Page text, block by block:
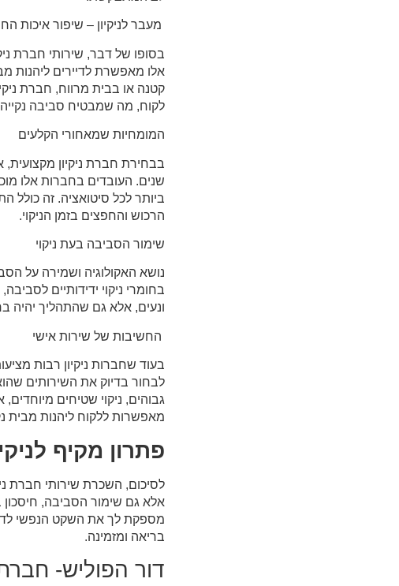
מעבר לניקיון – שיפור איכות
בסופו של דבר, שירותי חברת
אלו מאפשרת לדיירים ליהנות
קטנה או בבית מרווח, חברת
לקוח, מה שמבטיח סביבה נקייה
המומחיות שמאחורי הקלעים
בבחירת חברת ניקיון מקצועית,
שנים. העובדים בחברות אלו
ביותר לכל סיטואציה. זה כולל
הרכוש והחפצים בזמן הניקוי.
שימור הסביבה בעת ניקוי
נושא האקולוגיה ושמירה על
בחומרי ניקוי ידידותיים
ונעים, אלא גם שהתהליך יהיה
החשיבות של שירות אישי
בעוד שחברות ניקיון רבות
לבחור בדיוק את השירותים
גבוהים, ניקוי שטיחים
מאפשרות ללקוח ליהנות מבית
פתרון מקיף
לסיכום, השכרת שירותי חברת
אלא גם שימור הסביבה,
מספקת לך את השקט הנפשי
בריאה ומזמינה.
דור הפוליש- חברת